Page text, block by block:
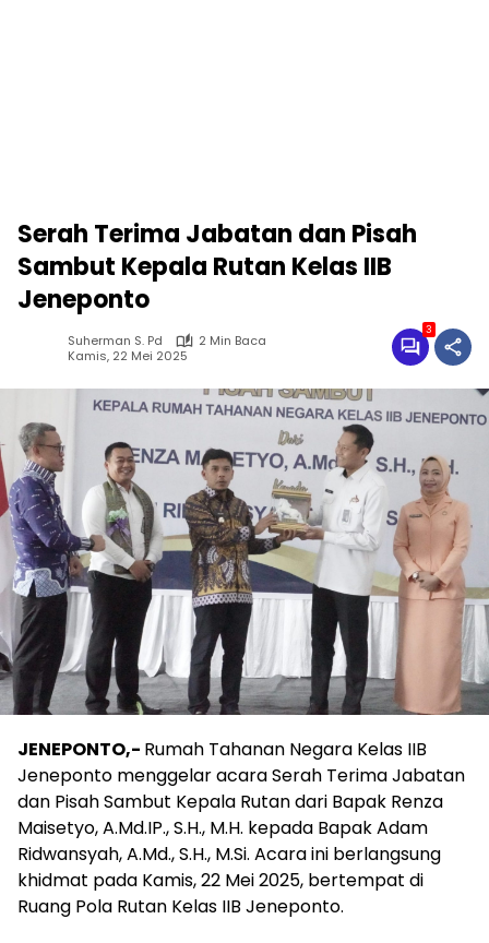
Serah Terima Jabatan dan Pisah
Sambut Kepala Rutan Kelas IIB
Jeneponto
Suherman S. Pd
2 Min Baca
Kamis, 22 Mei 2025
3
JENEPONTO,- Rumah Tahanan Negara Kelas IIB
Jeneponto menggelar acara Serah Terima Jabatan
dan Pisah Sambut Kepala Rutan dari Bapak Renza
Maisetyo, A.Md.IP., S.H., M.H. kepada Bapak Adam
Ridwansyah, A.Md., S.H., M.Si. Acara ini berlangsung
khidmat pada Kamis, 22 Mei 2025, bertempat di
Ruang Pola Rutan Kelas IIB Jeneponto.